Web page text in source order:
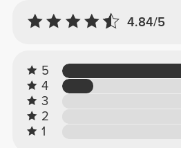
4.84/5
5
4
3
2
1